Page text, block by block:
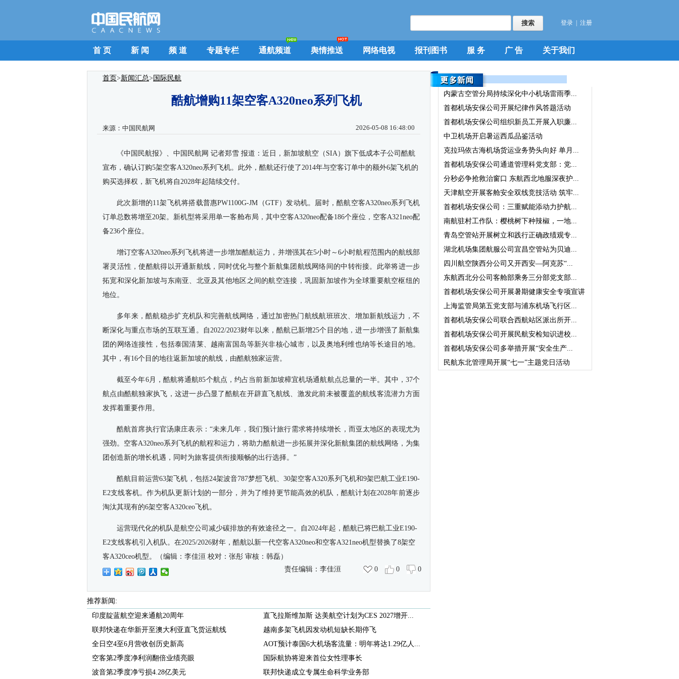
登录 注册
首 页 新 闻 频 道 专题专栏 通航频道 舆情推送 网络电视 报刊图书 服 务 广 告 关于我们
首页>新闻汇总> 国际民航
酷航增购11架空客A320neo系列飞机
来源： 中国民航网 2026-05-08 16:48:00
《中国民航报》、中国民航网 记者郑雪 报道：近日， 新加坡航空（SIA） 旗下低成本子公司酷航
宣布，确认订购5架空客A320neo系列飞机。此外，酷航还行使了2014年与空客订单中的额外6架飞机的
购买选择权 ， 新飞机将自2028年起陆续交付。
此次 新增的11架飞机将搭载普惠PW1100G-JM（GTF）发动机。 届时，酷航空客A320neo系列飞机
订单总数将增至20架。 新机型将采用单一客舱布局 ，其中空客A320neo配备186个座位，空客A321neo配
备236个座位。
增订空客A320neo系列飞机将进一步增加酷航运力，并增强其在5小时～6小时航程范围内的航线部
署灵活性，使酷航得以开通 新航线， 同时优化与整个新航集团航线网络间的中转衔接。 此举将进一步
拓宽和深化新加坡与东南亚、北亚及其他地区之间的航空连接，巩固新加坡作为全球重要航空枢纽的
地位。
多年来，酷航稳步扩充机队和完善航线网络，通过加密热门航线航班班次、 增加新航线运力，不
断深化与重点市场的互联互通 。自2022/2023财年以来，酷航已新增25个目的地，进一步增强了新航集
团的网络连接性，包括泰国清莱、越南富国岛等新兴非核心城市，以及奥地利维也纳等长途目的地。
其中，有16个目的地往返新加坡的航线，由酷航独家运营。
截至今年6月，酷航将通航85个航点，约占当前新加坡樟宜机场通航航点总量的一半。其中 ， 37个
航点由酷航独家执飞，这进一步凸显了酷航在开辟直飞航线、激发此前未被覆盖的航线客流潜力 方面
发挥着重要作用。
酷航首席执行官汤康庄表示： “未来几年，我们预计旅行需求将持续增长，而亚太地区的表现尤为
强劲。空客A320neo系列飞机的航程和运力，将助力酷航进一步拓展并深化新航集团的航线网络，为集
团创造新的增长机遇，同时为旅客提供衔接顺畅的出行选择。 ”
酷航目前运营63架飞机，包括24架波音787梦想飞机、30架空客A320系列飞机和9架巴航工业E190-
E2支线客机。作为机队更新计划的一部分，并为了维持更节能高效的机队，酷航计划在2028年前逐步
淘汰其现有的6架空客A320ceo 飞机。
运营现代化的机队是航空公司 减少碳排放的有效途径之一。
自2024年起，酷航已将巴航工业E190-
E2支线客机引入机队。在2025/2026财年，酷航以新一代空客A320neo和 空客A321neo机型替换了8架空
客A320ceo机型。 （编辑：李佳洹 校对：张彤 审核：韩磊）
责任编辑： 李佳洹 0 0 0
推荐新闻:
印度靛蓝航空迎来通航20周年
联邦快递在华新开至澳大利亚直飞货运航线
全日空4至6月营收创历史新高
空客第2季度净利润翻倍业绩亮眼
波音第2季度净亏损4.28亿美元
直飞拉斯维加斯 达美航空计划为CES 2027增开...
越南多架飞机因发动机短缺长期停飞
AOT预计泰国6大机场客流量：明年将达1.29亿人...
国际航协将迎来首位女性理事长
联邦快递成立专属生命科学业务部
内蒙古空管分局持续深化中小机场雷雨季...
首都机场安保公司开展纪律作风答题活动
首都机场安保公司组织新员工开展入职廉...
中卫机场开启暑运西瓜品鉴活动
克拉玛依古海机场货运业务势头向好 单月...
首都机场安保公司通道管理科党支部：党...
分秒必争抢救治窗口 东航西北地服深夜护...
天津航空开展客舱安全双线竞技活动 筑牢...
首都机场安保公司：三重赋能添动力护航...
南航驻村工作队：樱桃树下种辣椒，一地...
青岛空管站开展树立和践行正确政绩观专...
湖北机场集团航服公司宜昌空管站为贝迪...
四川航空陕西分公司又开西安—阿克苏“...
东航西北分公司客舱部乘务三分部党支部...
首都机场安保公司开展暑期健康安全专项宣讲
上海监管局第五党支部与浦东机场飞行区...
首都机场安保公司联合西航站区派出所开...
首都机场安保公司开展民航安检知识进校...
首都机场安保公司多举措开展“安全生产...
民航东北管理局开展“七一”主题党日活动